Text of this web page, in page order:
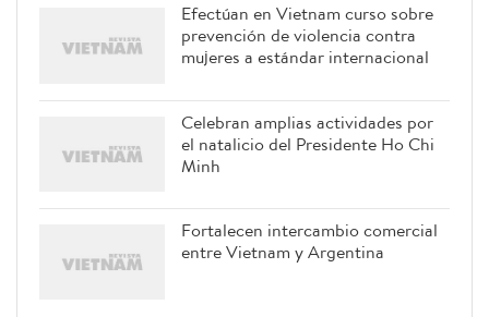
Efectúan en Vietnam curso sobre
prevención de violencia contra
mujeres a estándar internacional
Celebran amplias actividades por
el natalicio del Presidente Ho Chi
Minh
Fortalecen intercambio comercial
entre Vietnam y Argentina